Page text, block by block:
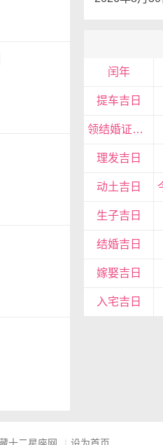
闰年
提车吉日
领结婚证吉日
理发吉日
动土吉日
生子吉日
结婚吉日
嫁娶吉日
入宅吉日